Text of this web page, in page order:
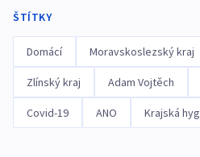
ŠTÍTKY
Domácí Moravskoslezský kraj
Zlínský kraj Adam Vojtěch
Covid-19 ANO Krajská